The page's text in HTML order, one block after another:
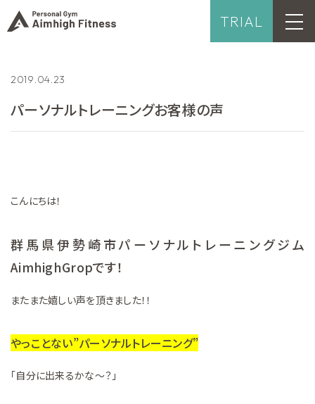
TRIAL
2019.04.23
パーソナルトレーニングお客様の声
こんにちは！
群馬県伊勢崎市パーソナルトレーニングジム
AimhighGropです！
またまた嬉しい声を頂きました！！
やっことない”パーソナルトレーニング”
「自分に出来るかな〜？」